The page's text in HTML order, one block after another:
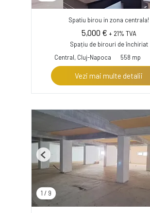
Spatiu birou in zona centrala!
5,000 € + 21% TVA
Spațiu de birouri de închiriat
Central, Cluj-Napoca
558 mp
Vezi mai multe detalii
1 / 9
Previous